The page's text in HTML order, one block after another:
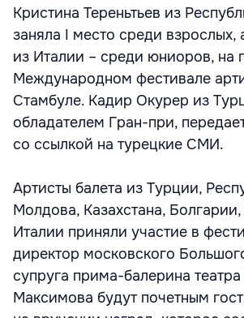
Кристина Тереньтьев из
заняла I место среди взрослых,
из Италии – среди юниоров, на
Международном фестивале
Стамбуле. Кадир Окурер из
обладателем Гран-при,
со ссылкой на турецкие СМИ.
Артисты балета из Турции,
Молдова, Казахстана,
Италии приняли участие в
директор московского
супруга прима-балерина театра
Максимова будут почетным